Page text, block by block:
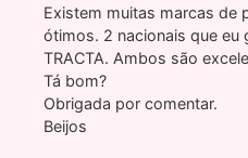
Existem muitas marcas de
ótimos. 2 nacionais que
TRACTA. Ambos são
Tá bom?
Obrigada por comentar.
Beijos